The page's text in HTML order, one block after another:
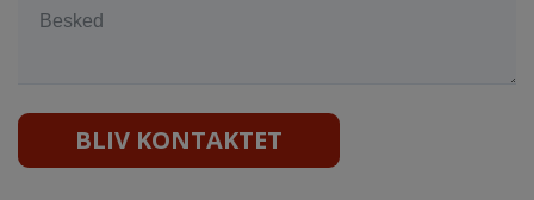
BLIV KONTAKTET